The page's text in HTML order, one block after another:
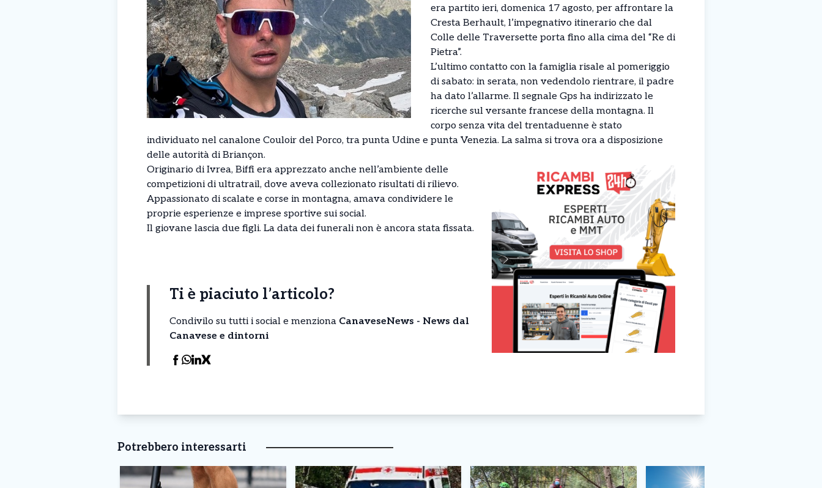
era partito ieri, domenica 17 agosto, per affrontare la
Cresta Berhault, l’impegnativo itinerario che dal
Colle delle Traversette porta fino alla cima del “Re di
Pietra”.
L’ultimo contatto con la famiglia risale al pomeriggio
di sabato: in serata, non vedendolo rientrare, il padre
ha dato l’allarme. Il segnale Gps ha indirizzato le
ricerche sul versante francese della montagna. Il
corpo senza vita del trentaduenne è stato
individuato nel canalone Couloir del Porco, tra punta Udine e punta Venezia. La salma si trova ora a disposizione
delle autorità di Briançon.
Originario di Ivrea, Biffi era apprezzato anche nell’ambiente delle
competizioni di ultratrail, dove aveva collezionato risultati di rilievo.
Appassionato di scalate e corse in montagna, amava condividere le
proprie esperienze e imprese sportive sui social.
Il giovane lascia due figli. La data dei funerali non è ancora stata fissata.
Ti è piaciuto l’articolo?
Condivilo su tutti i social e menziona CanaveseNews - News dal
Canavese e dintorni
Potrebbero interessarti